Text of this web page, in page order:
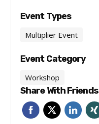
Event Types
Multiplier Event
Event Category
Workshop
Share With Friends